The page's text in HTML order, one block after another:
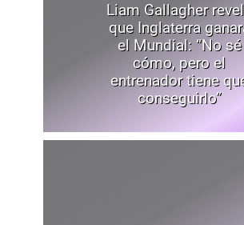
Liam Gallagher
que Inglaterra
el Mundial: “No sé
cómo, pero el
entrenador tiene
conseguirlo”